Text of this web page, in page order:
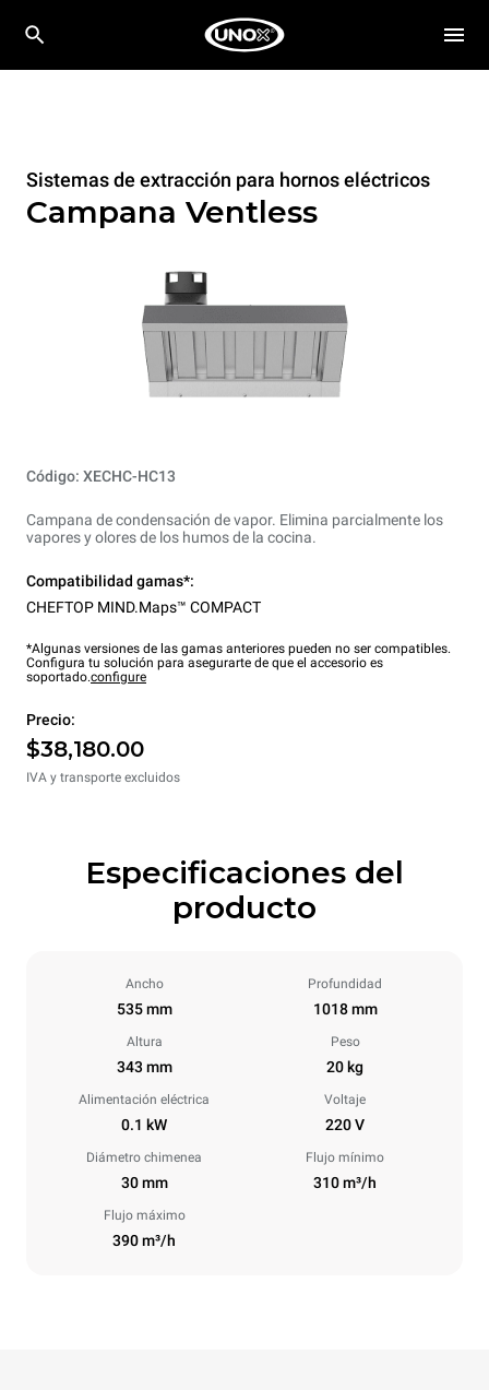
Sistemas de extracción para hornos eléctricos
Campana Ventless
Código: XECHC-HC13
Campana de condensación de vapor. Elimina parcialmente los
vapores y olores de los humos de la cocina.
Compatibilidad gamas*:
CHEFTOP MIND.Maps™ COMPACT
*Algunas versiones de las gamas anteriores pueden no ser compatibles.
Configura tu solución para asegurarte de que el accesorio es
soportado.configure
Precio:
$38,180.00
IVA y transporte excluidos
Especificaciones del
producto
Ancho
535 mm
Profundidad
1018 mm
Altura
343 mm
Peso
20 kg
Alimentación eléctrica
0.1 kW
Voltaje
220 V
Diámetro chimenea
30 mm
Flujo mínimo
310 m³/h
Flujo máximo
390 m³/h